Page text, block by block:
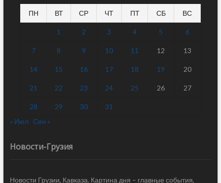
ПН ВТ СР ЧТ ПТ СБ ВС
1 2 3 4 5 6
7 8 9 10 11 12 13
14 15 16 17 18 19 20
21 22 23 24 25 26 27
28 29 30
31
« Июл Сен »
Новости-Грузия
Новости Грузии, Кавказа. Картина дня – главные события,